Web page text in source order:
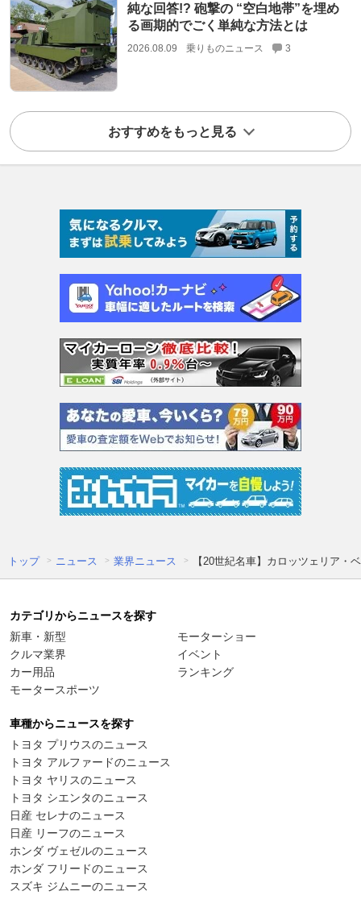
純な回答!? 砲撃の “空白地帯”を埋め
る画期的でごく単純な方法とは
2026.08.09 乗りものニュース 3
おすすめをもっと見る
トップ ニュース 業界ニュース 【20世紀名車】カロッツェリア・
カテゴリからニュースを探す
新車・新型
クルマ業界
カー用品
モータースポーツ
モーターショー
イベント
ランキング
車種からニュースを探す
トヨタ プリウスのニュース
トヨタ アルファードのニュース
トヨタ ヤリスのニュース
トヨタ シエンタのニュース
日産 セレナのニュース
日産 リーフのニュース
ホンダ ヴェゼルのニュース
ホンダ フリードのニュース
スズキ ジムニーのニュース